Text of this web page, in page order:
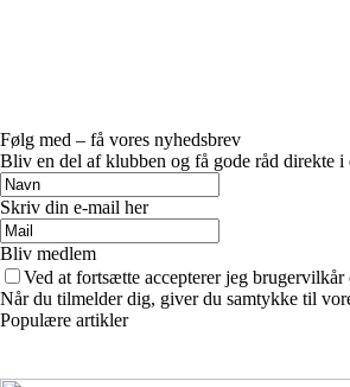
Følg med – få vores nyhedsbrev
Bliv en del af klubben og få gode råd direkte
Skriv din e-mail her
Bliv medlem
Ved at fortsætte accepterer jeg brugervilkår
Når du tilmelder dig, giver du samtykke til
Populære artikler